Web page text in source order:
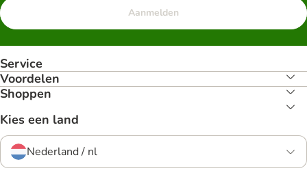
Aanmelden
Service
Voordelen
Shoppen
Kies een land
Nederland / nl